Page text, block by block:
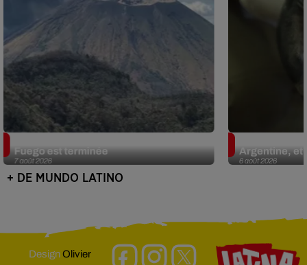
7 août 2026
Fuego est terminée
6 août 2026
Argentine, et
+ DE MUNDO LATINO
DesignOlivier